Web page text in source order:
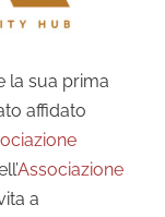
la sua prima
affidato
Associazione
a